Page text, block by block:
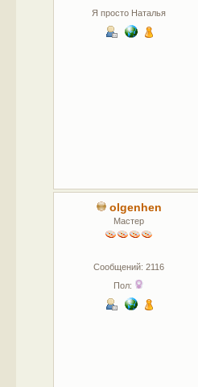
Я просто Наталья
olgenhen
Мастер
Сообщений: 2116
Пол: